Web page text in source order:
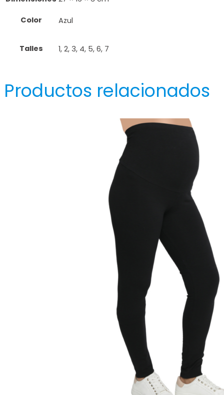
Color Azul
Talles 1, 2, 3, 4, 5, 6, 7
Productos relacionados